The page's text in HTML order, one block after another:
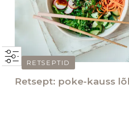
RETSEPTID
Retsept: poke-kauss